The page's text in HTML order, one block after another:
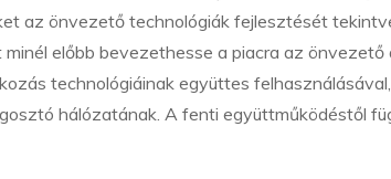
az önvezető technológiák fejlesztését
előbb bevezethesse a piacra az
technológiáinak együttes
hálózatának. A fenti együttműködéstől